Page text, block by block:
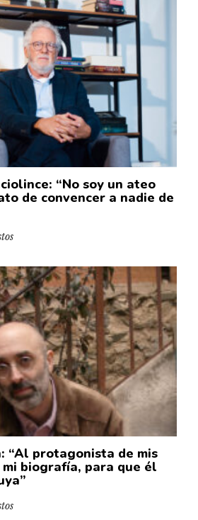
“No soy un ateo
de convencer a nadie de
“Al protagonista de mis
biografía, para que él